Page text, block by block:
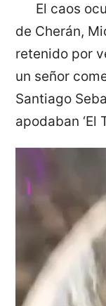
El caos
de Cherán,
retenido por
un señor
Santiago
apodaban ‘El
de
vídeo